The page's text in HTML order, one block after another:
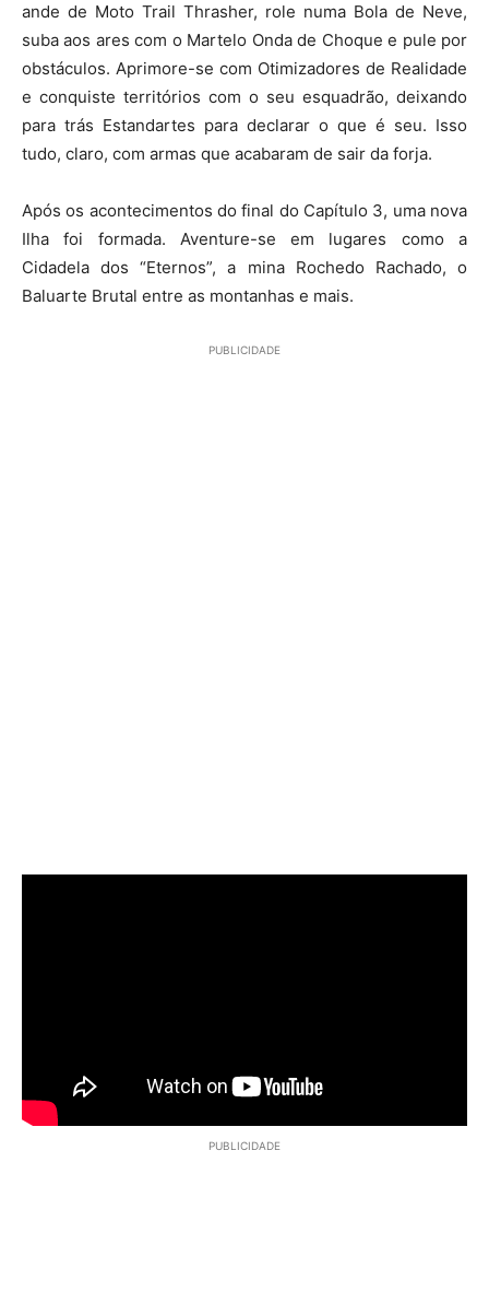
ande de Moto Trail Thrasher, role numa Bola de Neve,
suba aos ares com o Martelo Onda de Choque e pule por
obstáculos. Aprimore-se com Otimizadores de Realidade
e conquiste territórios com o seu esquadrão, deixando
para trás Estandartes para declarar o que é seu. Isso
tudo, claro, com armas que acabaram de sair da forja.
Após os acontecimentos do final do Capítulo 3, uma nova
Ilha foi formada. Aventure-se em lugares como a
Cidadela dos “Eternos”, a mina Rochedo Rachado, o
Baluarte Brutal entre as montanhas e mais.
PUBLICIDADE
PUBLICIDADE